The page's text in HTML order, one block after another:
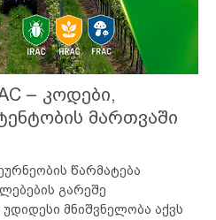
– კოდები,
მართვაში
წარმატება
გარეშე
მნიშვნელობა აქვს